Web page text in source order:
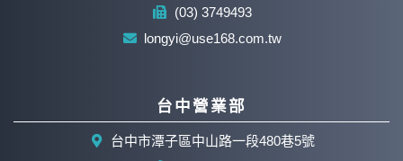
(03) 3749493
longyi@use168.com.tw
台中營業部
台中市潭子區中山路一段480巷5號